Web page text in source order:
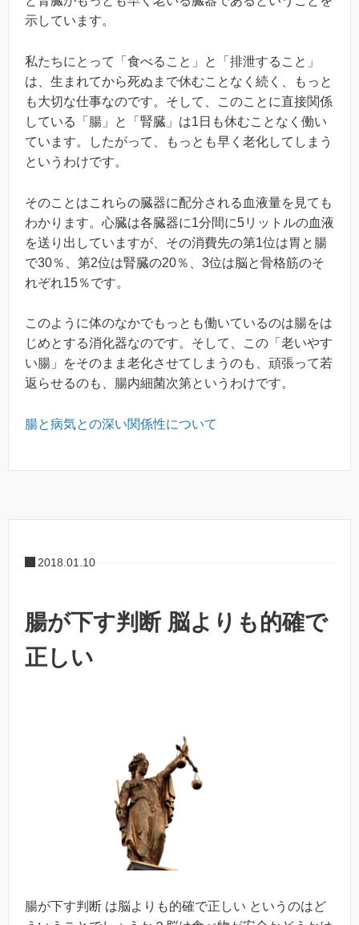
示しています。
私たちにとって「食べること」と「排泄すること」
は、生まれてから死ぬまで休むことなく続く、もっと
も大切な仕事なのです。そして、このことに直接関係
している「腸」と「腎臓」は1日も休むことなく働い
ています。したがって、もっとも早く老化してしまう
というわけです。
そのことはこれらの臓器に配分される血液量を見ても
わかります。心臓は各臓器に1分間に5リットルの血液
を送り出していますが、その消費先の第1位は胃と腸
で30％、第2位は腎臓の20％、3位は脳と骨格筋のそ
れぞれ15％です。
このように体のなかでもっとも働いているのは腸をは
じめとする消化器なのです。そして、この「老いやす
い腸」をそのまま老化させてしまうのも、頑張って若
返らせるのも、腸内細菌次第というわけです。
腸と病気との深い関係性について
2018.01.10
腸が下す判断 脳よりも的確で
正しい
腸が下す判断 は脳よりも的確で正しい というのはど